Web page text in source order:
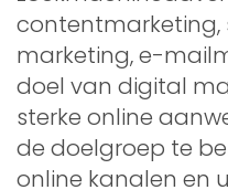
contentmarketing,
marketing, e-
doel van digital
sterke online
de doelgroep te
online kanalen en